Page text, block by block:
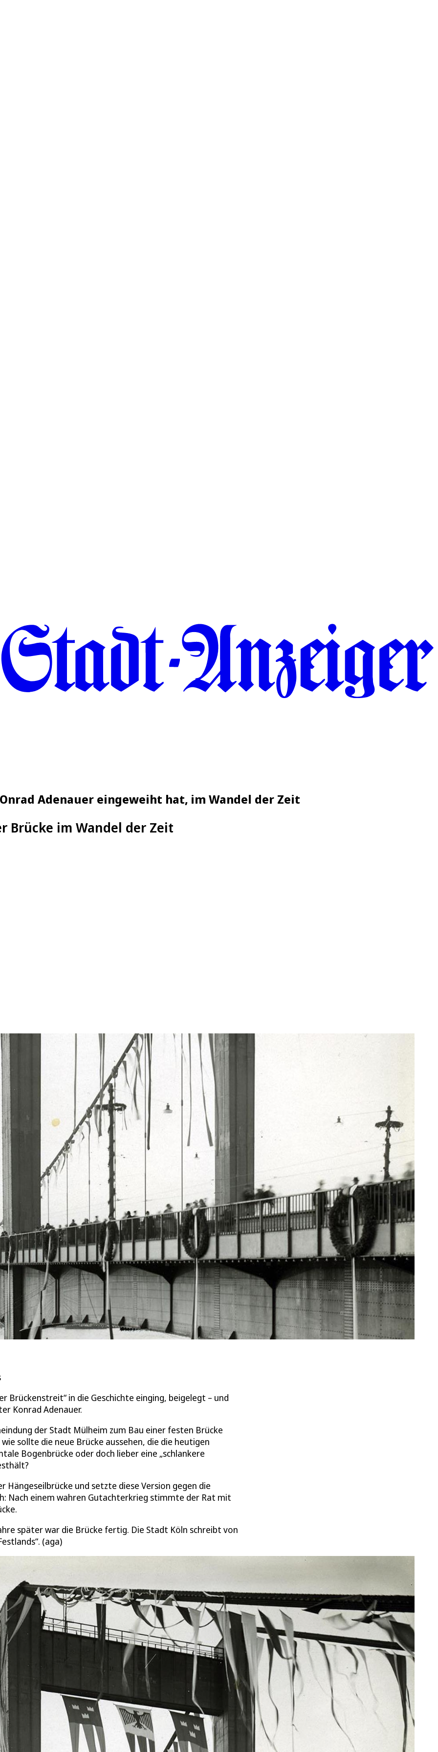
Adenauer eingeweiht hat, im Wandel der Zeit
Brücke im Wandel der Zeit
Brückenstreit“ in die Geschichte einging, beigelegt – und
Konrad Adenauer.
der Stadt Mülheim zum Bau einer festen Brücke
sollte die neue Brücke aussehen, die die heutigen
Bogenbrücke oder doch lieber eine „schlankere
und setzte diese Version gegen die
Nach einem wahren Gutachterkrieg stimmte der Rat mit
später war die Brücke fertig. Die Stadt Köln schreibt von
(aga)